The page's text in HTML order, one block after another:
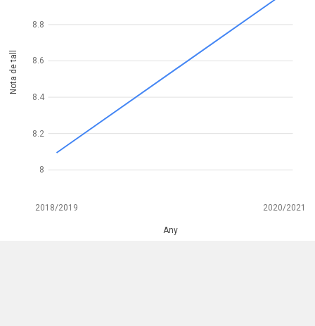
2018/2019 2020/2021
Any
8
8.2
8.4
8.6
8.8
Nota de tall